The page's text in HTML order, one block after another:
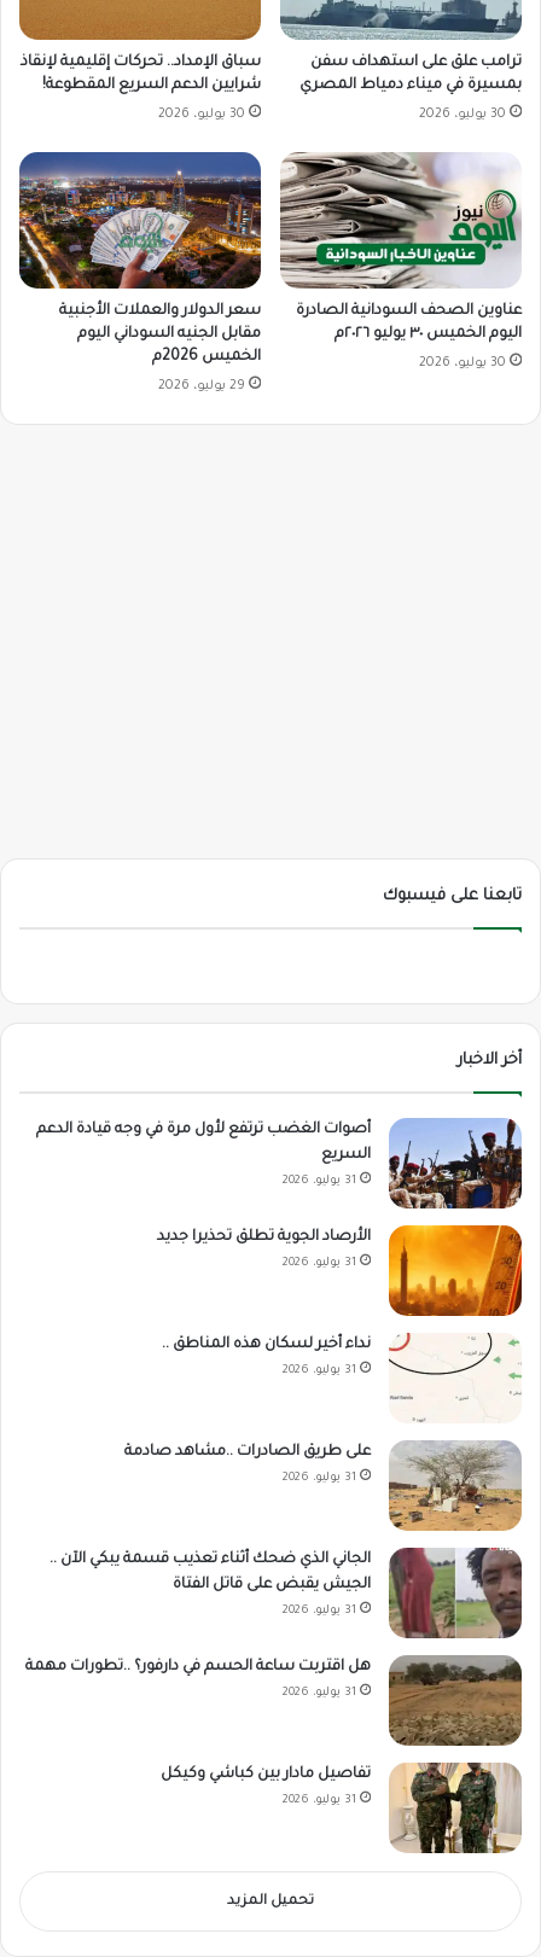
ترامب علق على استهداف سفن
بمسيرة في ميناء دمياط المصري
30 يوليو، 2026
سباق الإمداد.. تحركات إقليمية لإنقاذ
شرايين الدعم السريع المقطوعة!
30 يوليو، 2026
عناوين الصحف السودانية الصادرة
اليوم الخميس ٣٠ يوليو ٢٠٢٦م
30 يوليو، 2026
سعر الدولار والعملات الأجنبية
مقابل الجنيه السوداني اليوم
الخميس 2026م
29 يوليو، 2026
تابعنا على فيسبوك
أخر الاخبار
أصوات الغضب ترتفع لأول مرة في وجه قيادة الدعم
السريع
31 يوليو، 2026
الأرصاد الجوية تطلق تحذيرا جديد
31 يوليو، 2026
نداء أخير لسكان هذه المناطق ..
31 يوليو، 2026
على طريق الصادرات ..مشاهد صادمة
31 يوليو، 2026
الجاني الذي ضحك أثناء تعذيب قسمة يبكي الآن ..
الجيش يقبض على قاتل الفتاة
31 يوليو، 2026
هل اقتربت ساعة الحسم في دارفور؟ ..تطورات مهمة
31 يوليو، 2026
تفاصيل مادار بين كباشي وكيكل
31 يوليو، 2026
تحميل المزيد